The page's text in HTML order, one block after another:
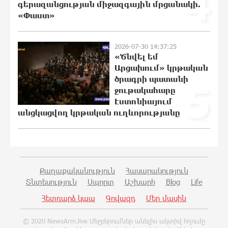
Բախվել են «Jeep»-ն ու «Ford»-ը. կա 4
21:39:45 5-08-2026
Խոշոր հրդեհ՝ Գավառի Արծվաքար
թաղամասի փայտի
արտադրամասում. վերջինն
ամբողջությամբ վերածվել է մոխրի
21:30:30 5-08-2026
ավիաընկերության նկատմամբ
պատժամիջոցները
21:11:08 5-08-2026
Լոնդոնի կենտրոնում զինված անձը
վիրավոր կա
գերազանցության միջազգային մրցանակի.
«Փաստ»
2026-07-30 14:37:25
«Ծնվել եմ
Արցախում» կրթական
ծրագրի պատանի
ջութակահարը
Էստոնիայում
անցկացվող կրթական ուղևորությանը
Քաղաքականություն
Հասարակություն
Տնտեսություն
Սպորտ Աշխարհ Blog
Life
Հետդարձ կապ
Գովազդ Մեր մասին
© 2020 NewsArm.live Մեջբերումներ անելիս ակտիվ հղումը